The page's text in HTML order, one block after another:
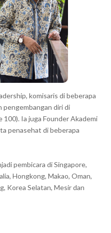
komisaris di beberapa
pengembangan diri di
Ia juga Founder Akademi
penasehat di beberapa
pembicara di Singapore,
Hongkong, Makao, Oman,
Korea Selatan, Mesir dan